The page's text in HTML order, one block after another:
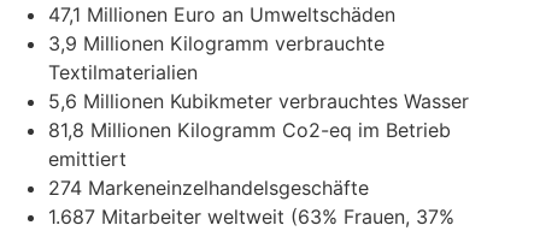
47,1 Millionen Euro an Umweltschäden
3,9 Millionen Kilogramm verbrauchte
Textilmaterialien
5,6 Millionen Kubikmeter verbrauchtes Wasser
81,8 Millionen Kilogramm Co2-eq im Betrieb
emittiert
274 Markeneinzelhandelsgeschäfte
1.687 Mitarbeiter weltweit (63% Frauen, 37%